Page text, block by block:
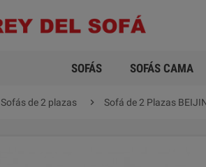
SOFÁS SOFÁS CAMA
Sofás de 2 plazas  Sofá de 2 Plazas